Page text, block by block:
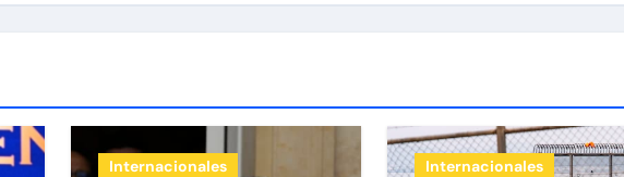
Internacionales Internacionales